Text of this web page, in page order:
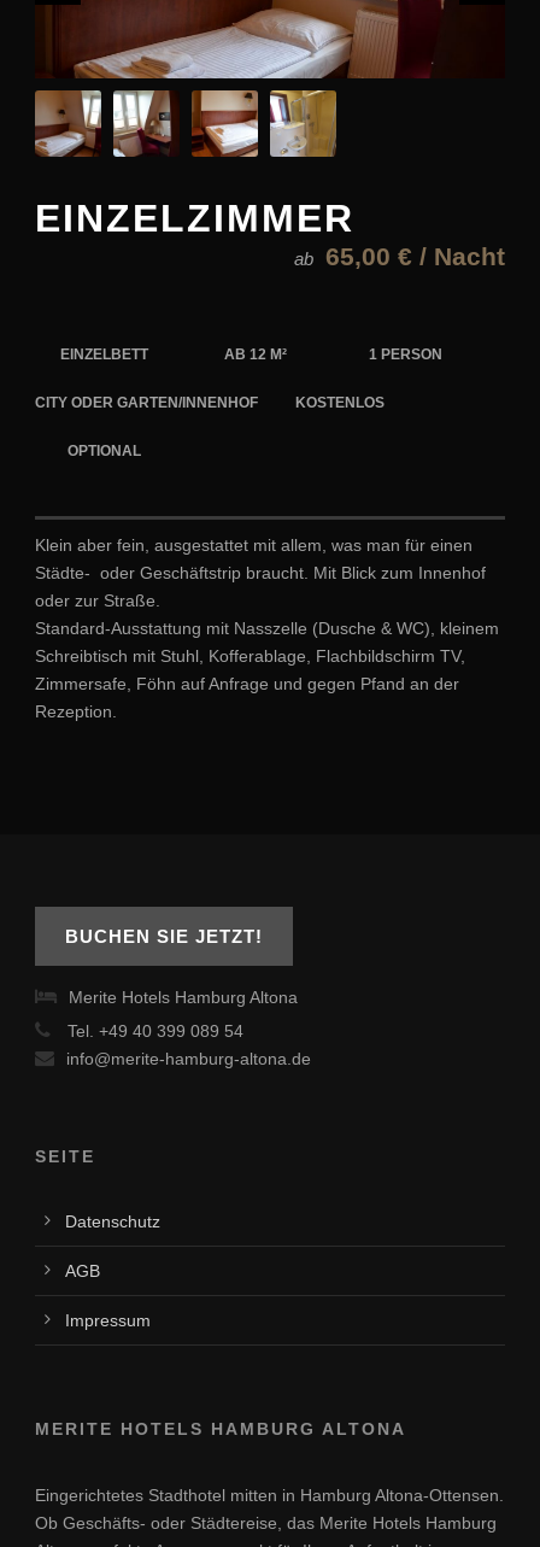
EINZELZIMMER
ab 65,00 € / Nacht
EINZELBETT AB 12 M² 1 PERSON
CITY ODER GARTEN/INNENHOF KOSTENLOS
OPTIONAL
Klein aber fein, ausgestattet mit allem, was man für einen
Städte- oder Geschäftstrip braucht. Mit Blick zum Innenhof
oder zur Straße.
Standard-Ausstattung mit Nasszelle (Dusche & WC), kleinem
Schreibtisch mit Stuhl, Kofferablage, Flachbildschirm TV,
Zimmersafe, Föhn auf Anfrage und gegen Pfand an der
Rezeption.
BUCHEN SIE JETZT!
Merite Hotels Hamburg Altona
Tel. +49 40 399 089 54
info@merite-hamburg-altona.de
SEITE
Datenschutz
AGB
Impressum
MERITE HOTELS HAMBURG ALTONA
Eingerichtetes Stadthotel mitten in Hamburg Altona-Ottensen.
Ob Geschäfts- oder Städtereise, das Merite Hotels Hamburg